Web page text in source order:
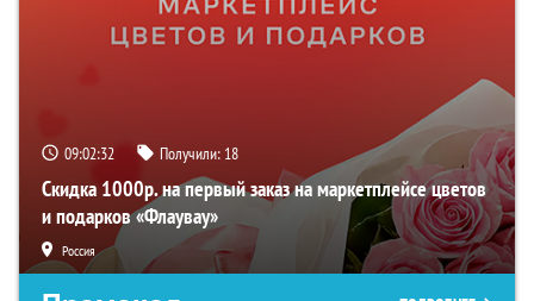
09:02:31 Получили: 18
Скидка 1000р. на первый заказ на маркетплейсе цветов
и подарков «Флаувау»
Россия